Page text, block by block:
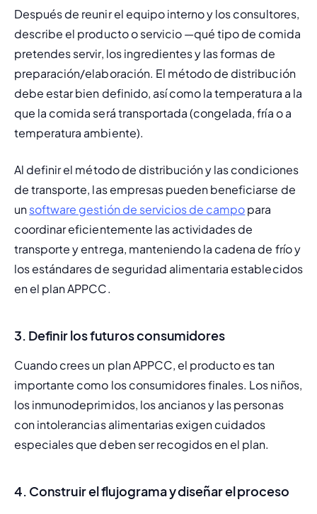
Después de reunir el equipo interno y los consultores,
describe el producto o servicio —qué tipo de comida
pretendes servir, los ingredientes y las formas de
preparación/elaboración. El método de distribución
debe estar bien definido, así como la temperatura a la
que la comida será transportada (congelada, fría o a
temperatura ambiente).
Al definir el método de distribución y las condiciones
de transporte, las empresas pueden beneficiarse de
un software gestión de servicios de campo para
coordinar eficientemente las actividades de
transporte y entrega, manteniendo la cadena de frío y
los estándares de seguridad alimentaria establecidos
en el plan APPCC.
3. Definir los futuros consumidores
Cuando crees un plan APPCC, el producto es tan
importante como los consumidores finales. Los niños,
los inmunodeprimidos, los ancianos y las personas
con intolerancias alimentarias exigen cuidados
especiales que deben ser recogidos en el plan.
4. Construir el flujograma y diseñar el proceso